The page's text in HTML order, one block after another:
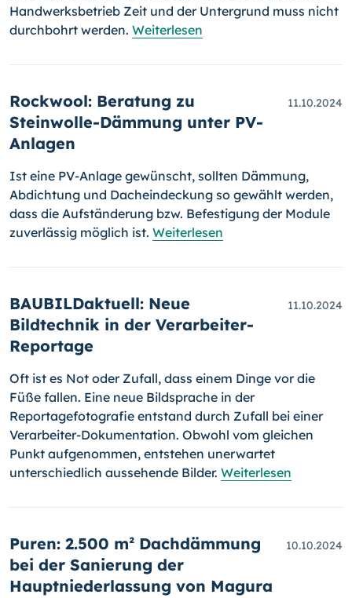
Handwerksbetrieb Zeit und der Untergrund muss nicht
durchbohrt werden. Weiterlesen
Rockwool: Beratung zu
Steinwolle-Dämmung unter PV-
Anlagen
11.10.2024
Ist eine PV-Anlage gewünscht, sollten Dämmung,
Abdichtung und Dacheindeckung so gewählt werden,
dass die Aufständerung bzw. Befestigung der Module
zuverlässig möglich ist. Weiterlesen
BAUBILDaktuell: Neue
Bildtechnik in der Verarbeiter-
Reportage
11.10.2024
Oft ist es Not oder Zufall, dass einem Dinge vor die
Füße fallen. Eine neue Bildsprache in der
Reportagefotografie entstand durch Zufall bei einer
Verarbeiter-Dokumentation. Obwohl vom gleichen
Punkt aufgenommen, entstehen unerwartet
unterschiedlich aussehende Bilder. Weiterlesen
Puren: 2.500 m² Dachdämmung
bei der Sanierung der
Hauptniederlassung von Magura
10.10.2024